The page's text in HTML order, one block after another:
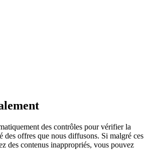
des contrôles pour vérifier la
des offres que nous diffusons. Si malgré ces
des contenus inappropriés, vous pouvez